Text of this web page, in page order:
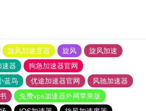
旋风加速度器 旋风
旋风加速
速器
狗急加速器官网
蓝鸟 优途加速器官网
风驰加速器
免费vps加速器外网苹果版